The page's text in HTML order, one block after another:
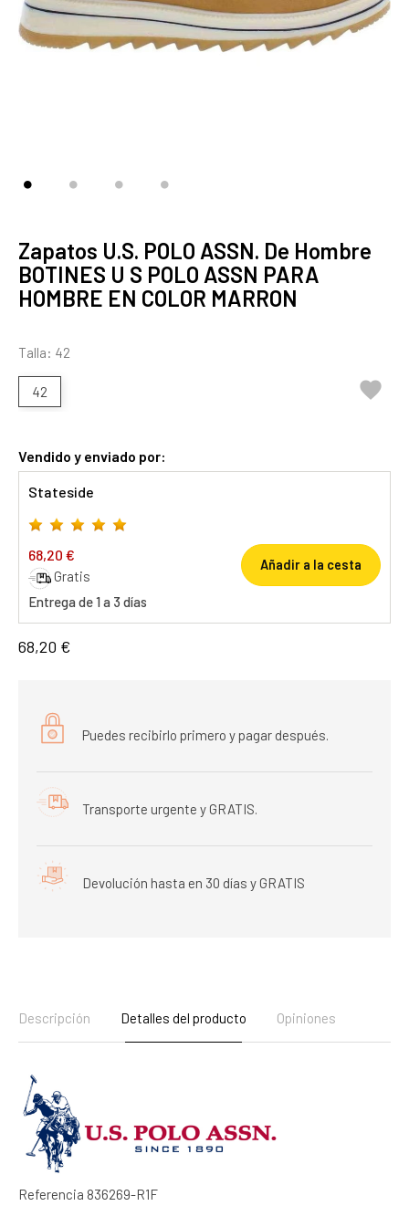
Zapatos U.S. POLO ASSN. De Hombre
BOTINES U S POLO ASSN PARA
HOMBRE EN COLOR MARRON
Talla: 42
42 
Vendido y enviado por:
Stateside
68,20 €
Gratis
Entrega de 1 a 3 días
Añadir a la cesta
68,20 €
Puedes recibirlo primero y pagar después.
Transporte urgente y GRATIS.
Devolución hasta en 30 días y GRATIS
Descripción Detalles del producto Opiniones
Referencia 836269-R1F